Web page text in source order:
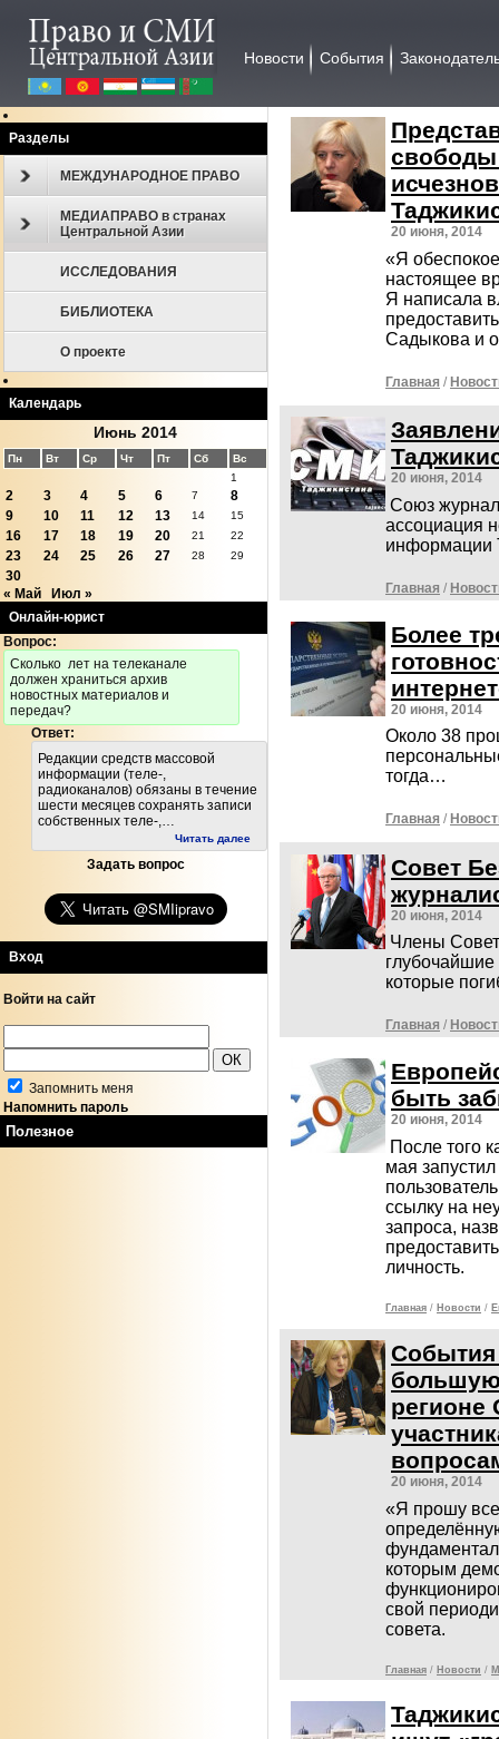
Новости События
Разделы
МЕЖДУНАРОДНОЕ ПРАВО
МЕДИАПРАВО в странах
Центральной Азии
ИССЛЕДОВАНИЯ
БИБЛИОТЕКА
О проекте
Календарь
Июнь 2014
Пн Вт Ср Чт Пт Сб
Вс
1
2 3 4 5 6 7
8
9
10 11 12 13 14 15
16 17 18 19 20 21 22
23 24 25 26 27 28 29
30
« Май
Июл »
Онлайн-юрист
Вопрос:
Cколько лет на телеканале
должен храниться архив
новостных материалов и
передач?
Ответ:
Редакции средств массовой
информации (теле-,
радиоканалов) обязаны в течение
шести месяцев сохранять записи
собственных теле-,…
Читать далее
Задать вопрос
Вход
Войти на сайт
Запомнить меня
Напомнить пароль
Полезное
20 июня, 2014
«Я
настоящее
Я написала
Садыкова и
Главная /
20 июня, 2014
Союз
ассоциация
информации
Главная /
Более
20 июня, 2014
Около 38
тогда…
Главная /
Совет
20 июня, 2014
Члены
которые
Главная /
быть
20 июня, 2014
После того
мая
ссылку на
запроса,
личность.
Главная / Новости /
События
регионе
20 июня, 2014
«Я прошу
которым
свой
совета.
Главная / Новости /